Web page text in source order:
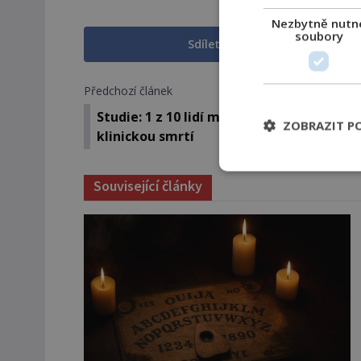
Sdílet na Facebooku
Předchozí článek
Studie: 1 z 10 lidí má prý děsivou
klinickou smrtí
Související články
Nezbytně
soubory
ZOBRAZIT